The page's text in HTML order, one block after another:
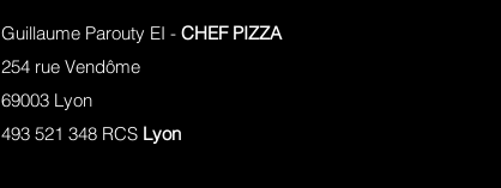
Guillaume Parouty EI - CHEF PIZZA
254 rue Vendôme
69003 Lyon
493 521 348 RCS Lyon